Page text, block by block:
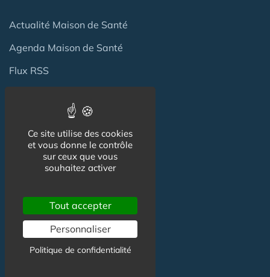
Actualité Maison de Santé
Agenda Maison de Santé
Flux RSS
Reseaux Sociaux
Facebook
X (ex-Twitter)
Linkedin
Ce site utilise des cookies
et vous donne le contrôle
sur ceux que vous
souhaitez activer
Tout accepter
Personnaliser
Politique de confidentialité